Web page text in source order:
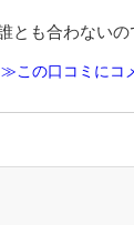
も合わないの
≫この口コミにコ